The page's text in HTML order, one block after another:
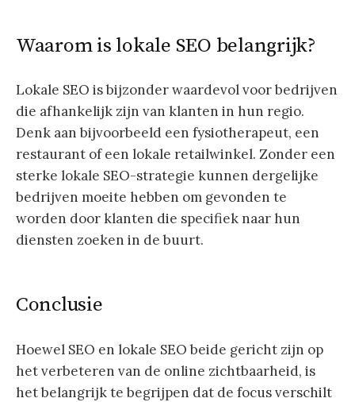
Waarom is lokale SEO belangrijk?
Lokale SEO is bijzonder waardevol voor bedrijven
die afhankelijk zijn van klanten in hun regio.
Denk aan bijvoorbeeld een fysiotherapeut, een
restaurant of een lokale retailwinkel. Zonder een
sterke lokale SEO-strategie kunnen dergelijke
bedrijven moeite hebben om gevonden te
worden door klanten die specifiek naar hun
diensten zoeken in de buurt.
Conclusie
Hoewel SEO en lokale SEO beide gericht zijn op
het verbeteren van de online zichtbaarheid, is
het belangrijk te begrijpen dat de focus verschilt